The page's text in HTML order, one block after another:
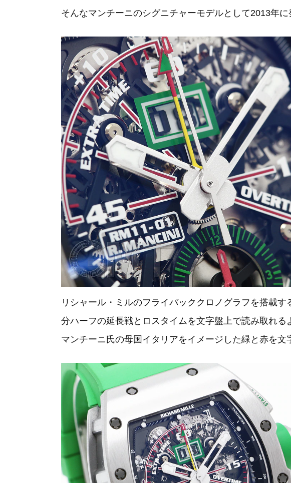
そんなマンチーニのシグニチャーモデルとして2013年
リシャール・ミルのフライバッククロノグラフを搭載
分ハーフの延長戦とロスタイムを文字盤上で読み取れる
マンチーニ氏の母国イタリアをイメージした緑と赤を